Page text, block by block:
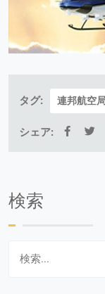
タグ: 連邦航空
シェア:
検索